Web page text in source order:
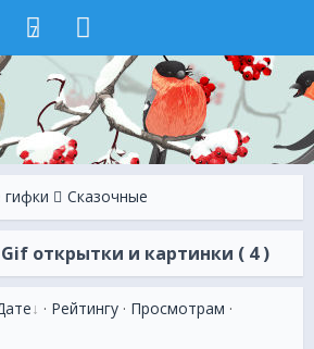
7
Сказочные
открытки и картинки ( 4 )
· Рейтингу · Просмотрам ·